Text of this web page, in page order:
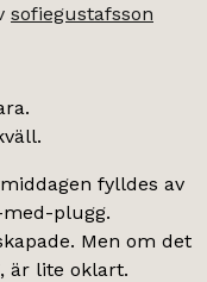
sofiegustafsson
fylldes av
plugg.
Men om det
är lite oklart.